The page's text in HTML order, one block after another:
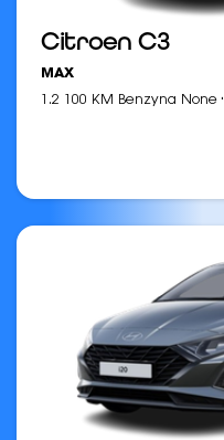
Citroen C3
MAX
1.2 100 KM Benzyna None·